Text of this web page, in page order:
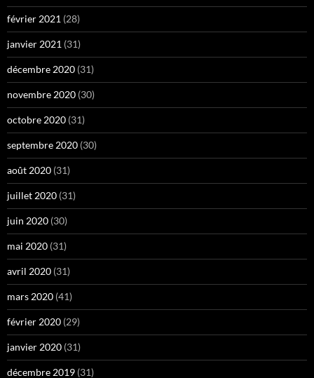
février 2021 (28)
janvier 2021 (31)
décembre 2020 (31)
novembre 2020 (30)
octobre 2020 (31)
septembre 2020 (30)
août 2020 (31)
juillet 2020 (31)
juin 2020 (30)
mai 2020 (31)
avril 2020 (31)
mars 2020 (41)
février 2020 (29)
janvier 2020 (31)
décembre 2019 (31)